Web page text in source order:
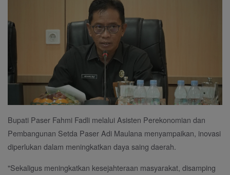
Bupati Paser Fahmi Fadli melalui Asisten Perekonomian dan
Pembangunan Setda Paser Adi Maulana menyampaikan, inovasi
diperlukan dalam meningkatkan daya saing daerah.
"Sekaligus meningkatkan kesejahteraan masyarakat, disamping